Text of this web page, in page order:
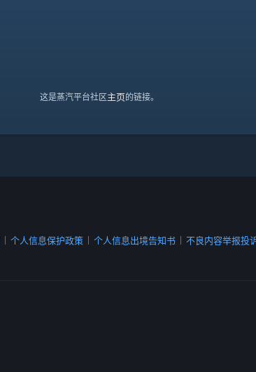
这是蒸汽平台社区主页的链接。
个人信息保护政策 个人信息出境告知书
不良内容举报投